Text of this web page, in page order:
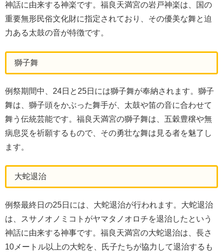
神話に由来する神楽です。福良天満宮の岩戸神楽は、国の
重要無形民俗文化財に指定されており、その優美な舞と迫
力ある太鼓の音が特徴です。
獅子舞
例祭期間中、24日と25日には獅子舞が奉納されます。獅子
舞は、獅子頭をかぶった舞手が、太鼓や笛の音に合わせて
舞う伝統芸能です。福良天満宮の獅子舞は、五穀豊穣や無
病息災を祈願するもので、その勇壮な舞は見る者を魅了し
ます。
大蛇退治
例祭最終日の25日には、大蛇退治が行われます。大蛇退治
は、スサノオノミコトがヤマタノオロチを退治したという
神話に由来する神事です。福良天満宮の大蛇退治は、長さ
10メートル以上の大蛇を、氏子たちが協力して退治するも